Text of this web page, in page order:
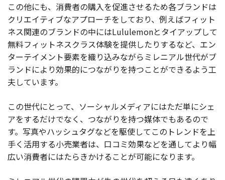
この他にも、消費者の購入を促進させるため各ブランドは
クリエイティブなアプローチをしており、例えばフィット
ネス関連のブランドの中にはLululemonとタイアップして
無料フィットネスクラス体験を提供したりするなど、エン
ターテイメント要素を織り込みながらミレニアル世代がブ
ランドにより効果的につながりを持つことができるよう工
夫しています。
この世代にとって、ソーシャルメディアにはただ単にシェ
アをするだけでなく、つながりを持つ媒体でもあるので
す。写真やハッシュタグなどを駆使してこのトレンドを上
手く活用する小売業者は、口コミ効果などを通してより幅
広い消費者にはたらきかけることが可能になります。